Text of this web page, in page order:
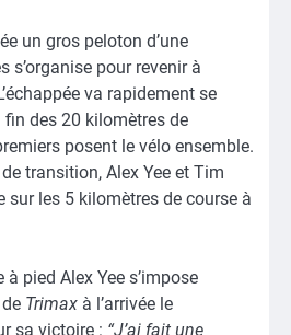
un gros peloton d’une
s’organise pour revenir à
va rapidement se
des 20 kilomètres de
posent le vélo ensemble.
transition, Alex Yee et Tim
sur les 5 kilomètres de course à
pied Alex Yee s’impose
Trimax à l’arrivée le
sa victoire : “J’ai fait une